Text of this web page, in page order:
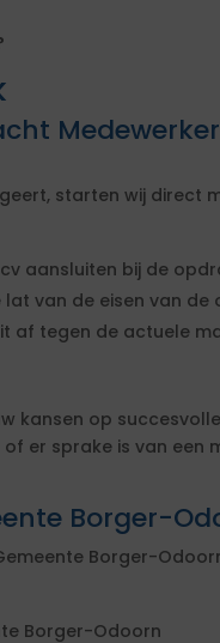
starten wij direct
aansluiten bij de
van de eisen van
af tegen de actuele
kansen op
er sprake is van een
Borger-
Borger-
Borger-Odoorn